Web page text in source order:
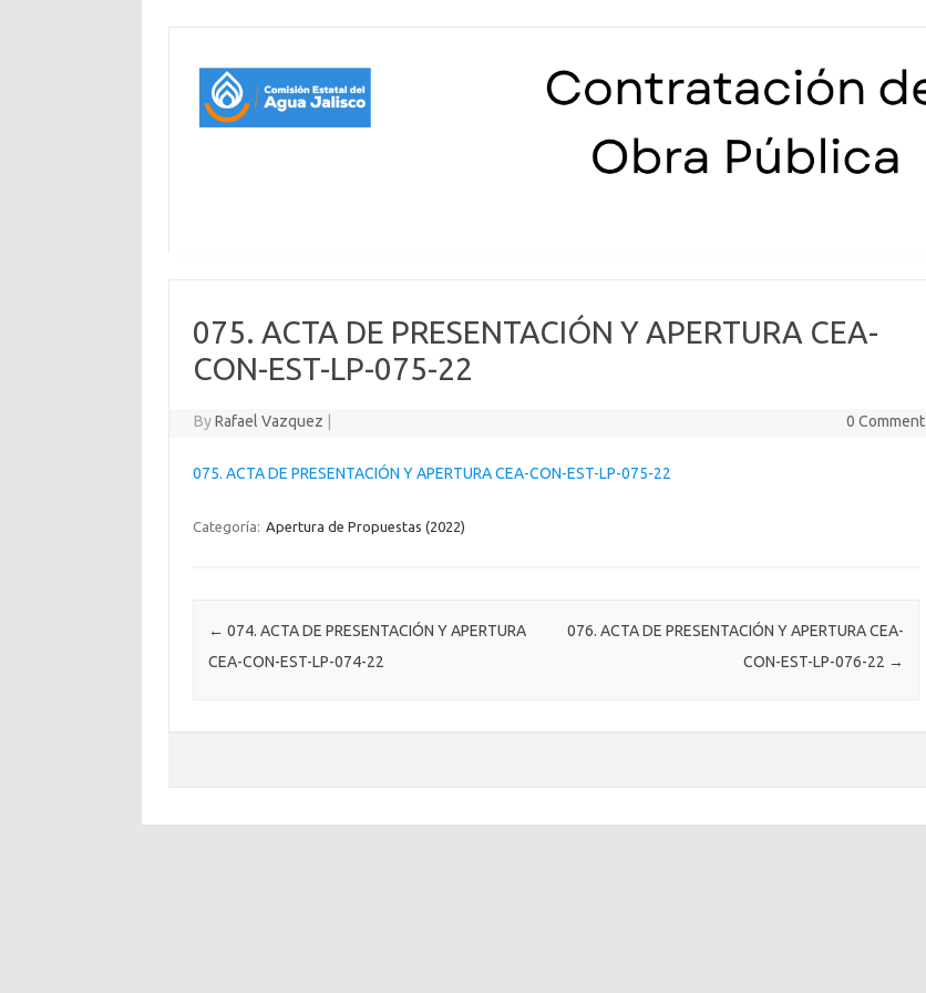
075. ACTA DE PRESENTACIÓN Y APERTURA CEA-
CON-EST-LP-075-22
ByRafael Vazquez 0 Comment
075. ACTA DE PRESENTACIÓN Y APERTURA CEA-CON-EST-LP-075-22
Categoría: Apertura de Propuestas (2022)
Post navigation
← 074. ACTA DE PRESENTACIÓN Y APERTURA
CEA-CON-EST-LP-074-22
076. ACTA DE PRESENTACIÓN Y APERTURA CEA-
CON-EST-LP-076-22 →